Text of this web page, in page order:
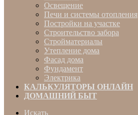
Освещение
Печи и системы отопления
Постройки на участке
Строительство забора
Стройматериалы
Утепление дома
Фасад дома
Фундамент
Электрика
КАЛЬКУЛЯТОРЫ ОНЛАЙН
ДОМАШНИЙ БЫТ
Искать